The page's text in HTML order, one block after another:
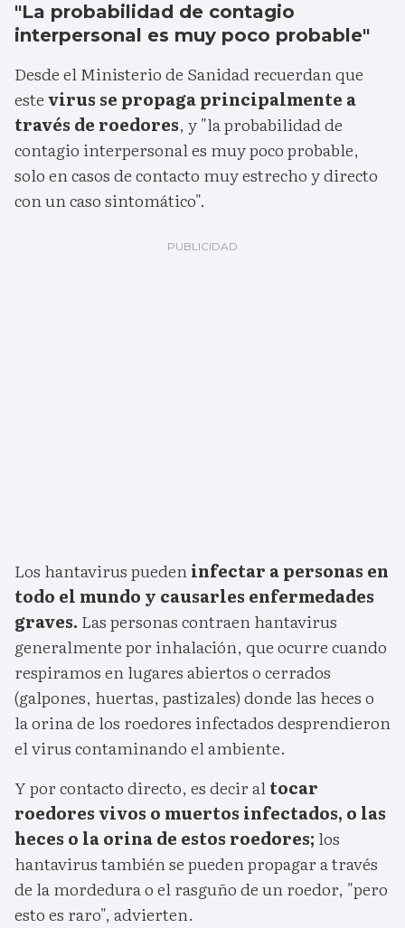
"La probabilidad de contagio
interpersonal es muy poco probable"
Desde el Ministerio de Sanidad recuerdan que
estevirus se propaga principalmente a
través de roedores, y "la probabilidad de
contagio interpersonal es muy poco probable,
solo en casos de contacto muy estrecho y directo
con un caso sintomático".
Los hantavirus puedeninfectar a personas en
todo el mundo y causarles enfermedades
graves. Las personas contraen hantavirus
generalmente por inhalación, que ocurre cuando
respiramos en lugares abiertos o cerrados
(galpones, huertas, pastizales) donde las heces o
la orina de los roedores infectados desprendieron
el virus contaminando el ambiente.
Y por contacto directo, es decir altocar
roedores vivos o muertos infectados, o las
heces o la orina de estos roedores; los
hantavirus también se pueden propagar a través
de la mordedura o el rasguño de un roedor, "pero
esto es raro", advierten.